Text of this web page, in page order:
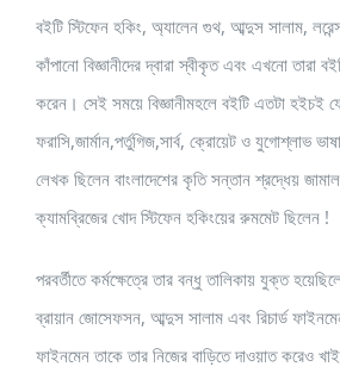
বইটি স্টিফেন হকিং, অ্যালেন গুথ, আব্দুস সালাম,
কাঁপানো বিজ্ঞানীদের দ্বারা স্বীকৃত এবং এখনো তারা
করেন। সেই সময়ে বিজ্ঞানীমহলে বইটি এতটা হইচই
ফরাসি,জার্মান,পর্তুগিজ,সার্ব, ক্রোয়েট ও যুগোশ্লাভ
লেখক ছিলেন বাংলাদেশের কৃতি সন্তান শ্রদ্ধেয়
ক্যামব্রিজের খোদ স্টিফেন হকিংয়ের রুমমেট ছিলেন !
পরবর্তীতে কর্মক্ষেত্রে তার বন্ধু তালিকায় যুক্ত
ব্রায়ান জোসেফসন, আব্দুস সালাম এবং রিচার্ড
ফাইনমেন তাকে তার নিজের বাড়িতে দাওয়াত করেও